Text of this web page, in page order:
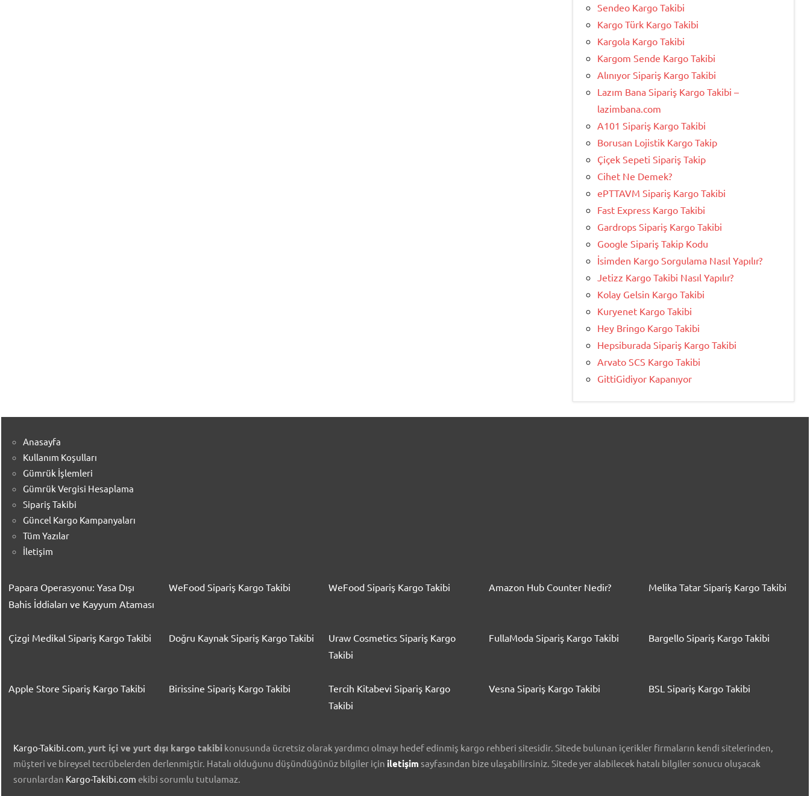
Sendeo Kargo Takibi
Kargo Türk Kargo Takibi
Kargola Kargo Takibi
Kargom Sende Kargo Takibi
Alınıyor Sipariş Kargo Takibi
Lazım Bana Sipariş Kargo Takibi –
lazimbana.com
A101 Sipariş Kargo Takibi
Borusan Lojistik Kargo Takip
Çiçek Sepeti Sipariş Takip
Cihet Ne Demek?
ePTTAVM Sipariş Kargo Takibi
Fast Express Kargo Takibi
Gardrops Sipariş Kargo Takibi
Google Sipariş Takip Kodu
İsimden Kargo Sorgulama Nasıl Yapılır?
Jetizz Kargo Takibi Nasıl Yapılır?
Kolay Gelsin Kargo Takibi
Kuryenet Kargo Takibi
Hey Bringo Kargo Takibi
Hepsiburada Sipariş Kargo Takibi
Arvato SCS Kargo Takibi
GittiGidiyor Kapanıyor
Anasayfa
Kullanım Koşulları
Gümrük İşlemleri
Gümrük Vergisi Hesaplama
Sipariş Takibi
Güncel Kargo Kampanyaları
Tüm Yazılar
İletişim
Papara Operasyonu: Yasa Dışı
Bahis İddiaları ve Kayyum Ataması
WeFood Sipariş Kargo Takibi WeFood Sipariş Kargo Takibi Amazon Hub Counter Nedir? Melika Tatar Sipariş Kargo Takibi
Çizgi Medikal Sipariş Kargo Takibi Doğru Kaynak Sipariş Kargo Takibi
Uraw Cosmetics Sipariş Kargo
Takibi
FullaModa Sipariş Kargo Takibi Bargello Sipariş Kargo Takibi
Apple Store Sipariş Kargo Takibi Birissine Sipariş Kargo Takibi
Tercih Kitabevi Sipariş Kargo
Takibi
Vesna Sipariş Kargo Takibi BSL Sipariş Kargo Takibi
Kargo-Takibi.com yurt içi ve yurt dışı kargo takibi konusunda ücretsiz olarak yardımcı olmayı hedef edinmiş kargo rehberi sitesidir. Sitede bulunan içerikler firmaların kendi sitelerinden,
müşteri ve bireysel tecrübelerden derlenmiştir. Hatalı olduğunu düşündüğünüz bilgiler için iletişim sayfasından bize ulaşabilirsiniz. Sitede yer alabilecek hatalı bilgiler sonucu oluşacak
sorunlardan Kargo-Takibi.com ekibi sorumlu tutulamaz.